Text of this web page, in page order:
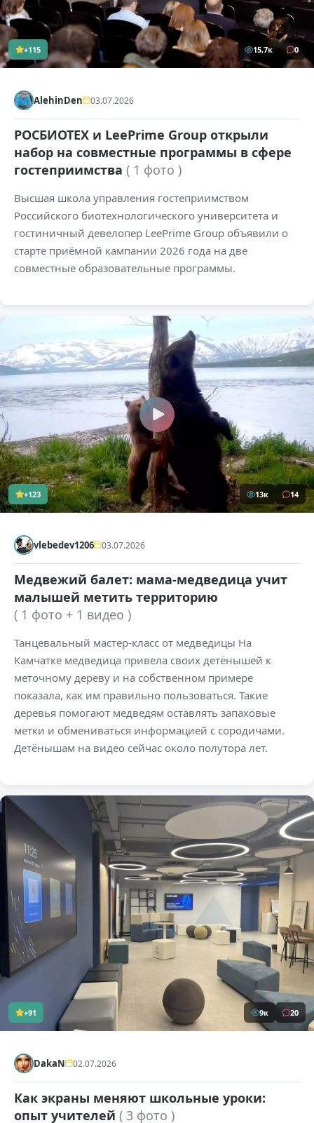
+115 15,7к 0
AlehinDen 03.07.2026
РОСБИОТЕХ и LeePrime Group открыли
набор на совместные программы в сфере
гостеприимства ( 1 фото )
Высшая школа управления гостеприимством
Российского биотехнологического университета и
гостиничный девелопер LeePrime Group объявили о
старте приёмной кампании 2026 года на две
совместные образовательные программы.
+123 13к 14
vlebedev1206 03.07.2026
Медвежий балет: мама-медведица учит
малышей метить территорию
( 1 фото + 1 видео )
Танцевальный мастер-класс от медведицы На
Камчатке медведица привела своих детёнышей к
меточному дереву и на собственном примере
показала, как им правильно пользоваться. Такие
деревья помогают медведям оставлять запаховые
метки и обмениваться информацией с сородичами.
Детёнышам на видео сейчас около полутора лет.
+91 9к 20
DakaN 02.07.2026
Как экраны меняют школьные уроки:
опыт учителей ( 3 фото )